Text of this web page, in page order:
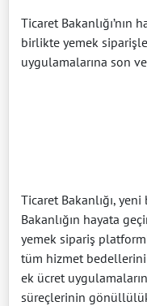
Ticaret
birlikte yemek
uygulamalarına son
Ticaret Bakanlığı,
Bakanlığın hayata
yemek sipariş
tüm hizmet
ek ücret
süreçlerinin gönüllülük